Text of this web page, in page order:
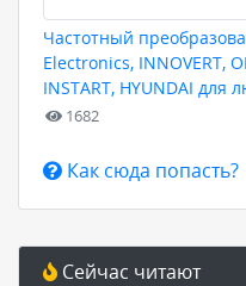
Частотный
Electronics, INNOVERT,
INSTART, HYUNDAI для
1682
Как сюда попасть?
Сейчас читают